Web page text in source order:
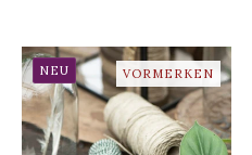
VORMERKEN
NEU